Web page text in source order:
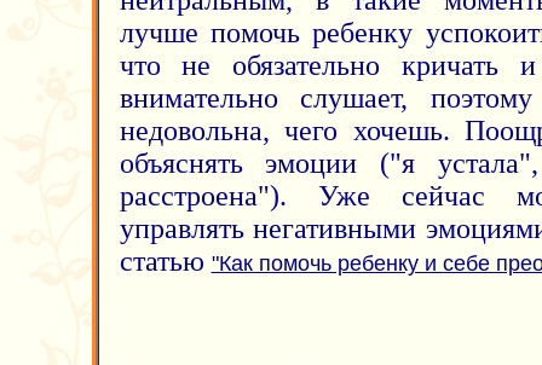
лучше помочь ребенку
что не обязательно кричать
внимательно слушает,
недовольна, чего хочешь.
объяснять эмоции ("я
расстроена"). Уже сейчас
управлять негативными
статью "Как помочь ребенку и себе